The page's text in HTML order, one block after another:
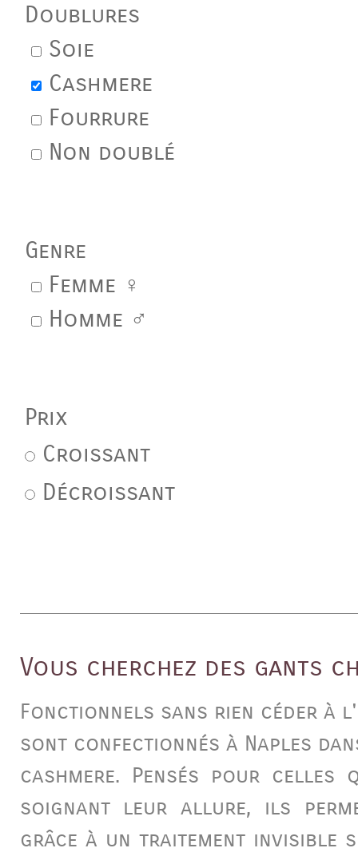
Doublures
Soie
Cashmere
Fourrure
Non doublé
Genre
Femme ♀
Homme ♂
Prix
Croissant
Décroissant
Vous cherchez des gants
Fonctionnels sans rien céder à
sont confectionnés à Naples
cashmere. Pensés pour celles
soignant leur allure, ils
grâce à un traitement invisible